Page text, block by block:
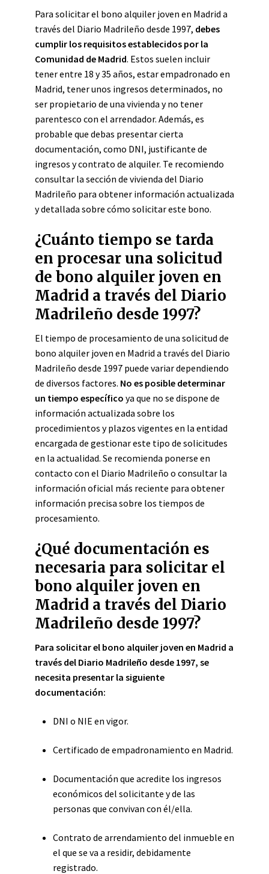
Para solicitar el bono alquiler joven en Madrid a
través del Diario Madrileño desde 1997, debes
cumplir los requisitos establecidos por la
Comunidad de Madrid. Estos suelen incluir
tener entre 18 y 35 años, estar empadronado en
Madrid, tener unos ingresos determinados, no
ser propietario de una vivienda y no tener
parentesco con el arrendador. Además, es
probable que debas presentar cierta
documentación, como DNI, justificante de
ingresos y contrato de alquiler. Te recomiendo
consultar la sección de vivienda del Diario
Madrileño para obtener información actualizada
y detallada sobre cómo solicitar este bono.
¿Cuánto tiempo se tarda
en procesar una solicitud
de bono alquiler joven en
Madrid a través del Diario
Madrileño desde 1997?
El tiempo de procesamiento de una solicitud de
bono alquiler joven en Madrid a través del Diario
Madrileño desde 1997 puede variar dependiendo
de diversos factores. No es posible determinar
un tiempo específico ya que no se dispone de
información actualizada sobre los
procedimientos y plazos vigentes en la entidad
encargada de gestionar este tipo de solicitudes
en la actualidad. Se recomienda ponerse en
contacto con el Diario Madrileño o consultar la
información oficial más reciente para obtener
información precisa sobre los tiempos de
procesamiento.
¿Qué documentación es
necesaria para solicitar el
bono alquiler joven en
Madrid a través del Diario
Madrileño desde 1997?
Para solicitar el bono alquiler joven en Madrid a
través del Diario Madrileño desde 1997, se
necesita presentar la siguiente
documentación:
DNI o NIE en vigor.
Certificado de empadronamiento en Madrid.
Documentación que acredite los ingresos
económicos del solicitante y de las
personas que convivan con él/ella.
Contrato de arrendamiento del inmueble en
el que se va a residir, debidamente
registrado.